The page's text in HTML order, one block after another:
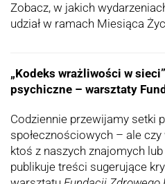
Zobacz, w jakich
udział w ramach Miesiąca
„Kodeks wrażliwości w
psychiczne – warsztaty
Codziennie przewijamy setki
społecznościowych – ale
ktoś z naszych znajomych
publikuje treści sugerujące